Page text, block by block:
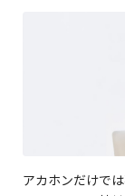
アカホンだけで